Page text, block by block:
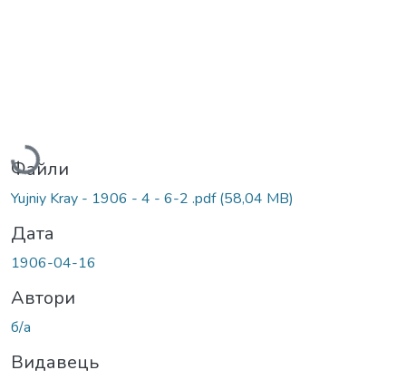
Вантажиться...
Файли
Yujniy Kray - 1906 - 4 - 6-2 .pdf(58,04 MB)
Дата
1906-04-16
Автори
б/а
Видавець